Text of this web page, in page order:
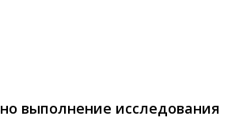
выполнение исследования